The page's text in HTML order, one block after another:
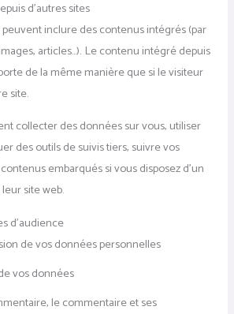
d’autres sites
inclure des contenus intégrés (par
articles…). Le contenu intégré depuis
de la même manière que si le visiteur
site.
collecter des données sur vous, utiliser
des outils de suivis tiers, suivre vos
embarqués si vous disposez d’un
site web.
d’audience
de vos données personnelles
vos données
le commentaire et ses